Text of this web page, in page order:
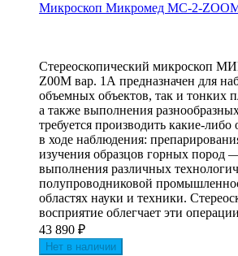
Микроскоп Микромед МС-2-
Стереоскопический микроскоп
Z00M вар. 1А предназначен для
объемных объектов, так и тонких
а также выполнения
требуется производить какие-
в ходе наблюдения:
изучения образцов горных пород
выполнения различных
полупроводниковой
областях науки и техники.
восприятие облегчает эти
43 890 ₽
Нет в наличии